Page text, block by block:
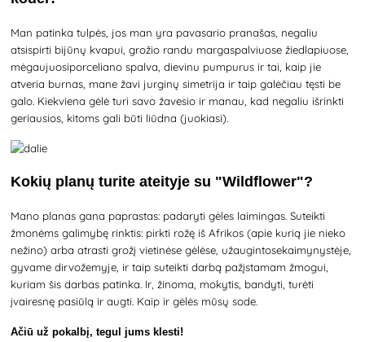
Man patinka tulpės, jos man yra pavasario pranašas, negaliu
atsispirti bijūnų kvapui, grožio randu margaspalviuose žiedlapiuose,
mėgaujuosiporceliano spalva, dievinu pumpurus ir tai, kaip jie
atveria burnas, mane žavi jurginų simetrija ir taip galėčiau tęsti be
galo. Kiekviena gėlė turi savo žavesio ir manau, kad negaliu išrinkti
geriausios, kitoms gali būti liūdna (juokiasi).
Kokių planų turite ateityje su "Wildflower"?
Mano planas gana paprastas: padaryti gėles laimingas. Suteikti
žmonėms galimybę rinktis: pirkti rožę iš Afrikos (apie kurią jie nieko
nežino) arba atrasti grožį vietinėse gėlėse, užaugintosekaimynystėje,
gyvame dirvožemyje, ir taip suteikti darbą pažįstamam žmogui,
kuriam šis darbas patinka. Ir, žinoma, mokytis, bandyti, turėti
įvairesnę pasiūlą ir augti. Kaip ir gėlės mūsų sode.
Ačiū už pokalbį, tegul jums klesti!